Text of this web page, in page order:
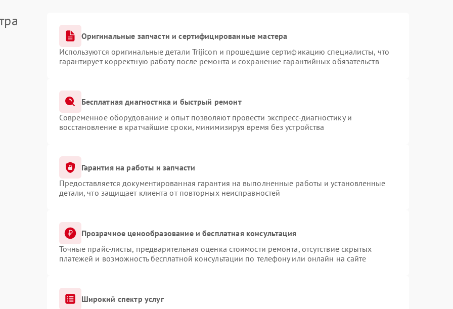
Оригинальные запчасти и сертифицированные мастера
Используются оригинальные детали Trijicon и прошедшие сертификацию специалисты, что
гарантирует корректную работу после ремонта и сохранение гарантийных обязательств
Бесплатная диагностика и быстрый ремонт
Современное оборудование и опыт позволяют провести экспресс-диагностику и
восстановление в кратчайшие сроки, минимизируя время без устройства
Гарантия на работы и запчасти
Предоставляется документированная гарантия на выполненные работы и установленные
детали, что защищает клиента от повторных неисправностей
Прозрачное ценообразование и бесплатная консультация
Точные прайс-листы, предварительная оценка стоимости ремонта, отсутствие скрытых
платежей и возможность бесплатной консультации по телефону или онлайн на сайте
Широкий спектр услуг